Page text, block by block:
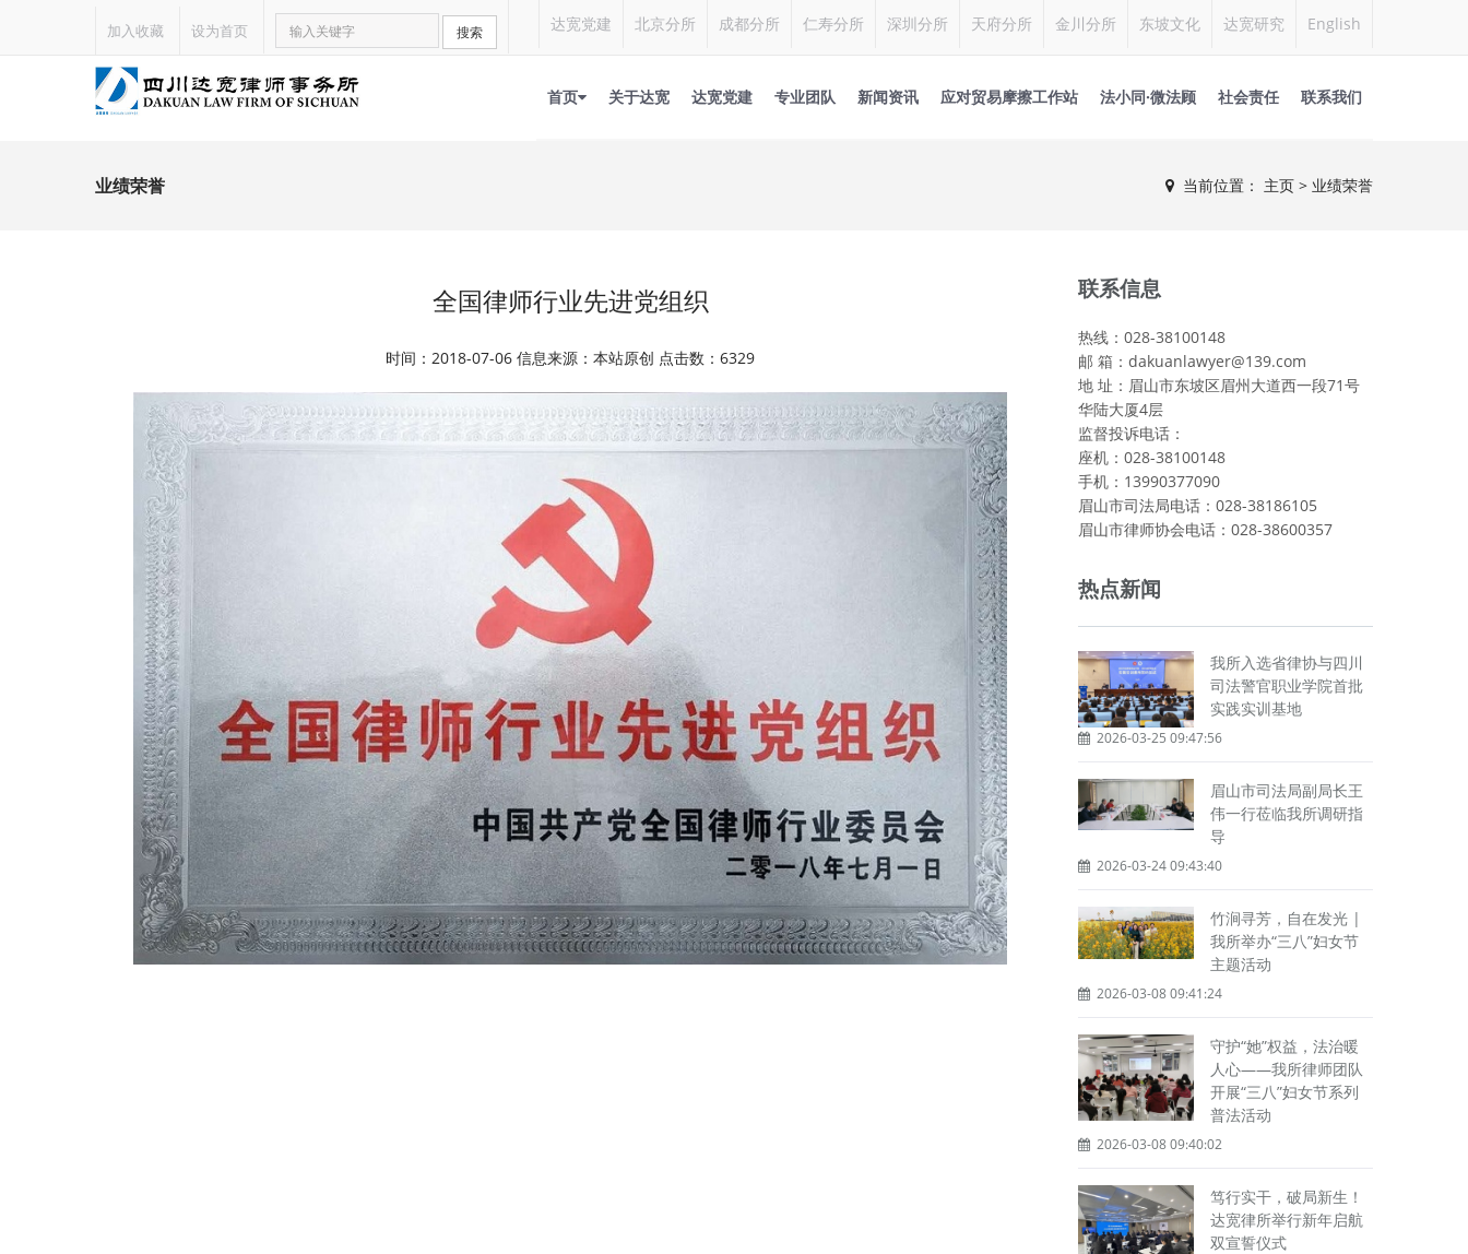
加入收藏 设为首页 搜索 达宽党建 北京分所 成都分所 仁寿分所 深圳分所 天府分所 金川分所 东坡文化 达宽研究 English
首页 关于达宽 达宽党建 专业团队 新闻资讯 应对贸易摩擦工作站 法小同·微法顾 社会责任 联系我们
业绩荣誉 当前位置： 主页 > 业绩荣誉
全国律师行业先进党组织
时间：2018-07-06 信息来源：本站原创 点击数：6329
联系信息
热线：028-38100148
邮 箱：dakuanlawyer@139.com
地 址：眉山市东坡区眉州大道西一段71号
华陆大厦4层
监督投诉电话：
座机：028-38100148
手机：13990377090
眉山市司法局电话：028-38186105
眉山市律师协会电话：028-38600357
热点新闻
我所入选省律协与四川
司法警官职业学院首批
实践实训基地
2026-03-25 09:47:56
眉山市司法局副局长王
伟一行莅临我所调研指
导
2026-03-24 09:43:40
竹涧寻芳，自在发光 |
我所举办“三八”妇女节
主题活动
2026-03-08 09:41:24
守护“她”权益，法治暖
人心——我所律师团队
开展“三八”妇女节系列
普法活动
2026-03-08 09:40:02
笃行实干，破局新生！
达宽律所举行新年启航
双宣誓仪式